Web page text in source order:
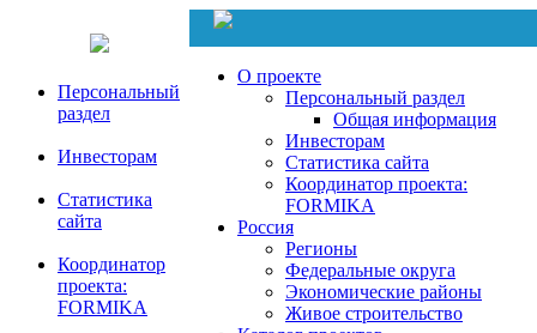
Персональный
раздел
Инвесторам
Статистика
сайта
Координатор
проекта:
FORMIKA
О проекте
Персональный раздел
Общая информация
Инвесторам
Статистика сайта
Координатор проекта:
FORMIKA
Россия
Регионы
Федеральные округа
Экономические районы
Живое строительство